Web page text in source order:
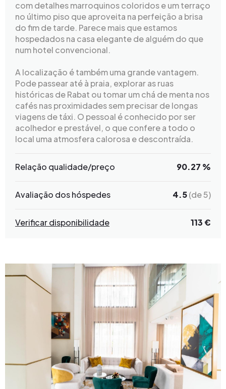
com detalhes marroquinos coloridos e um terraço
no último piso que aproveita na perfeição a brisa
do fim de tarde. Parece mais que estamos
hospedados na casa elegante de alguém do que
num hotel convencional.
A localização é também uma grande vantagem.
Pode passear até à praia, explorar as ruas
históricas de Rabat ou tomar um chá de menta nos
cafés nas proximidades sem precisar de longas
viagens de táxi. O pessoal é conhecido por ser
acolhedor e prestável, o que confere a todo o
local uma atmosfera calorosa e descontraída.
Relação qualidade/preço 90.27 %
Avaliação dos hóspedes 4.5(de 5)
Verificar disponibilidade 113 €